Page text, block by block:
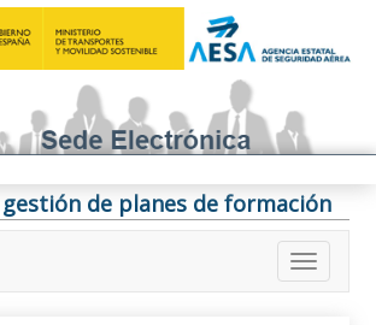
de planes de formación